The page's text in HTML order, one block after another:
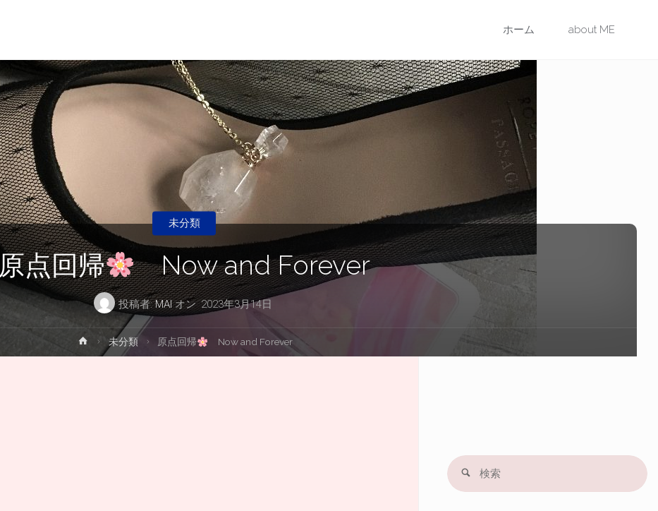
ン
ツ
ス
プ
ホーム about ME
原点回帰 Now and Forever
投稿者: MAI オン 2023年3月14日
未分類
ホ
ー
未分類 原点回帰 Now and Forever
検